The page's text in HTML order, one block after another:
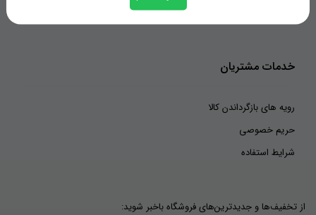
خدمات مشتریان
رویه های بازگرداندن کالا
حریم خصوصی
شرایط استفاده
از تخفیف‌ها و جدیدترین‌های فروشگاه باخبر شوید: